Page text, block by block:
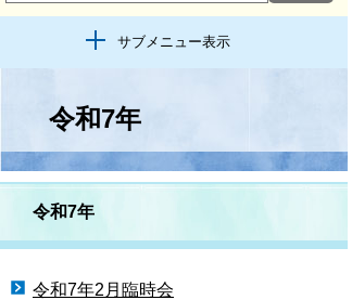
サブメニュー表示
令和7年
令和7年
令和7年2月臨時会